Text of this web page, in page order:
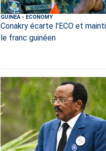
GUINEA- ECONOMY
Conakry écarte l'ECO et
le franc guinéen